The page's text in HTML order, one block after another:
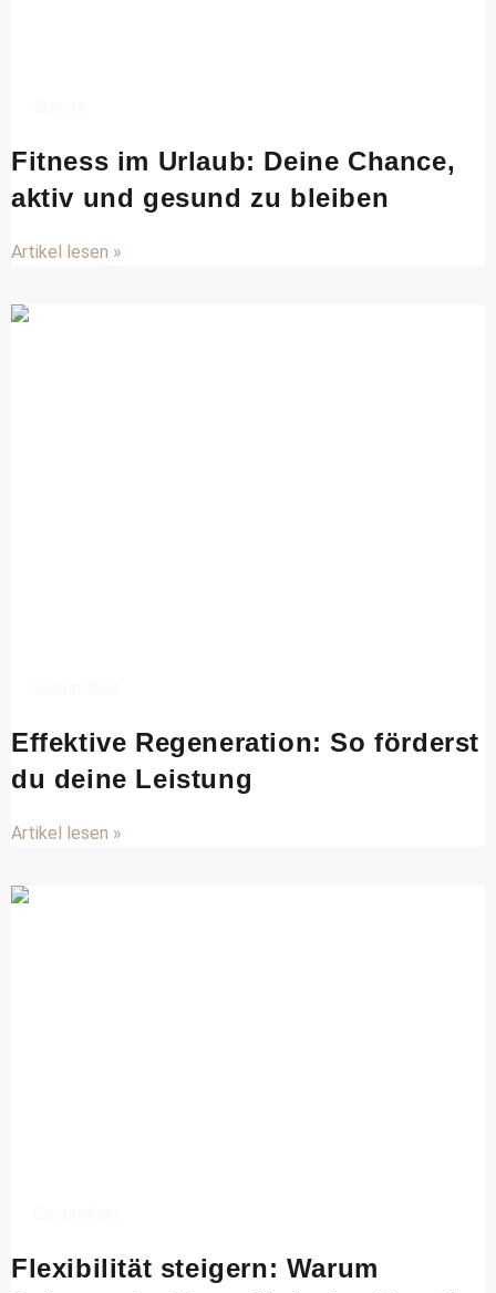
Fitness im Urlaub: Deine Chance,
aktiv und gesund zu bleiben
Artikel lesen »
Effektive Regeneration: So förderst
du deine Leistung
Artikel lesen »
Flexibilität steigern: Warum